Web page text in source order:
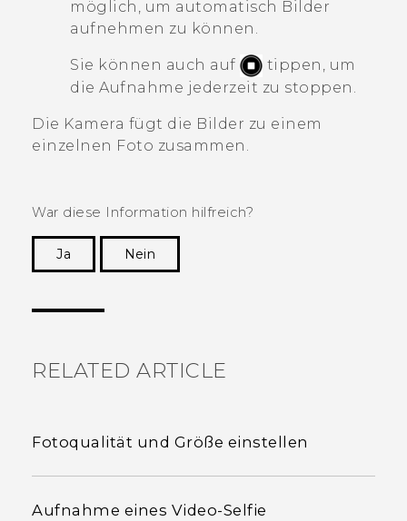
möglich, um automatisch Bilder
aufnehmen zu können.
Sie können auch auf
tippen, um
die Aufnahme jederzeit zu stoppen.
Die Kamera fügt die Bilder zu einem
einzelnen Foto zusammen.
War diese Information hilfreich?
Ja
Nein
RELATED ARTICLE
Fotoqualität und Größe einstellen
Aufnahme eines Video-Selfie